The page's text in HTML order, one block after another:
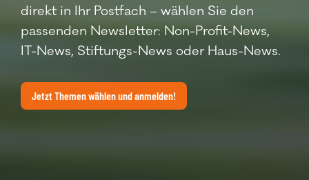
direkt in Ihr Postfach – wählen Sie den
passenden Newsletter: Non-Profit-News,
IT-News, Stiftungs-News oder Haus-News.
Jetzt Themen wählen und anmelden!